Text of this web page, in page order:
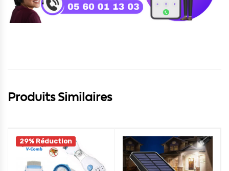
Produits Similaires
29% Réduction